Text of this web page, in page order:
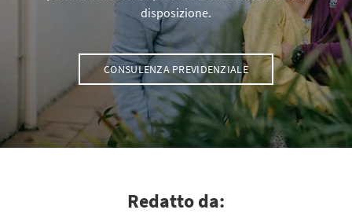
disposizione.
CONSULENZA PREVIDENZIALE
Redatto da: